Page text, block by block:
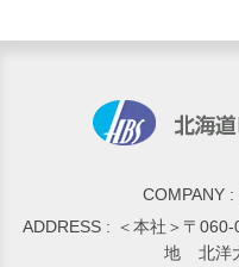
COMPANY
ADDRESS : ＜本社＞〒
地 北洋